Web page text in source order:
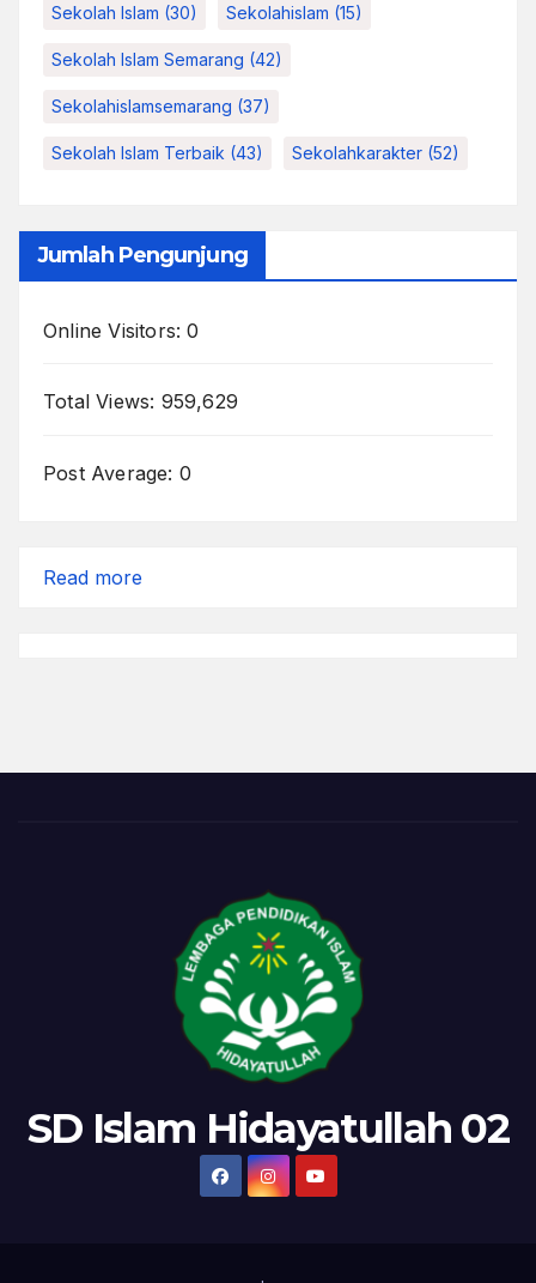
Sekolah Islam (30) Sekolahislam (15)
Sekolah Islam Semarang (42)
Sekolahislamsemarang (37)
Sekolah Islam Terbaik (43) Sekolahkarakter (52)
Jumlah Pengunjung
Online Visitors:0
Total Views: 959,629
Post Average: 0
Read more
SD Islam Hidayatullah 02